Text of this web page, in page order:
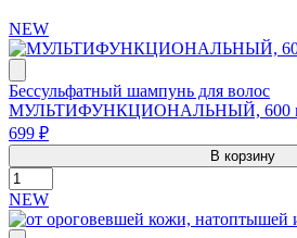
NEW
Бессульфатный шампунь для волос
МУЛЬТИФУНКЦИОНАЛЬНЫЙ, 600
699 ₽
В корзину
NEW